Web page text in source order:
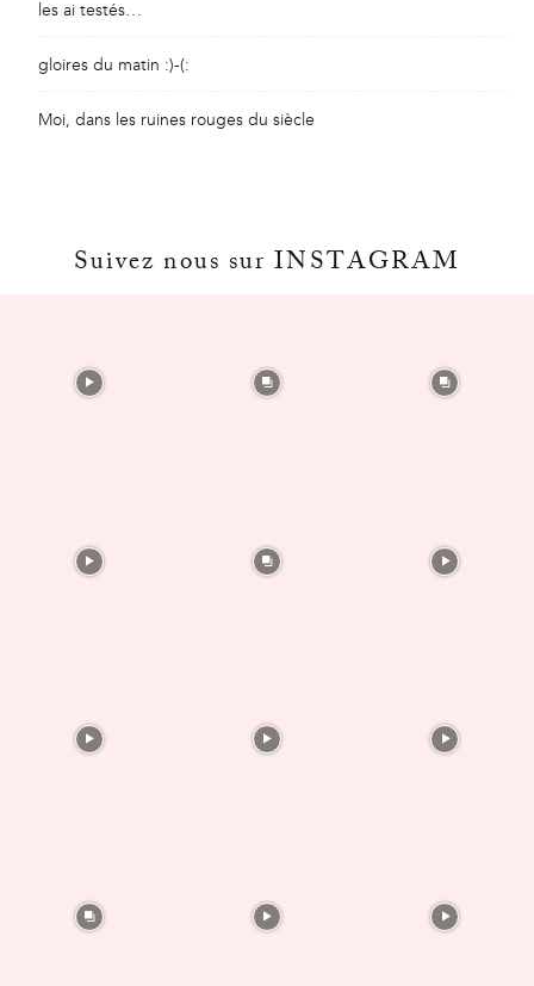
les ai testés…
gloires du matin :)-(:
Moi, dans les ruines rouges du siècle
Suivez nous sur INSTAGRAM